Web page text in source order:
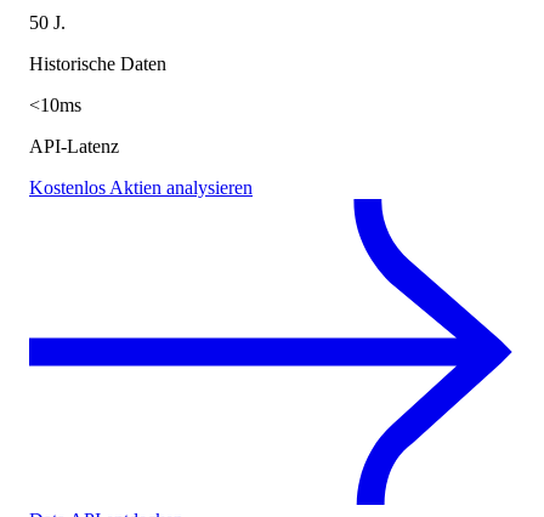
50 J.
Historische Daten
<10ms
API-Latenz
Kostenlos Aktien analysieren